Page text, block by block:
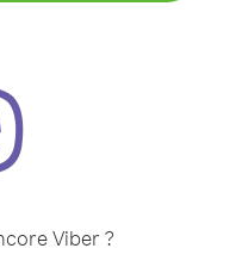
Viber ?